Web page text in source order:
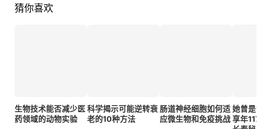
猜你喜欢
生物技术能否减少医
药领域的动物实验
科学揭示可能逆转衰
老的10种方法
肠道神经细胞如何适
应微生物和免疫挑战
她曾是世
享年117岁